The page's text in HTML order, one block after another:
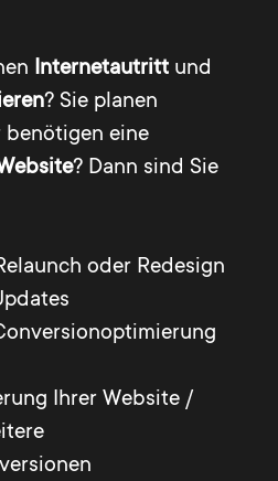
Internetautritt und
? Sie planen
benötigen eine
? Dann sind Sie
oder Redesign
Ihrer Website /